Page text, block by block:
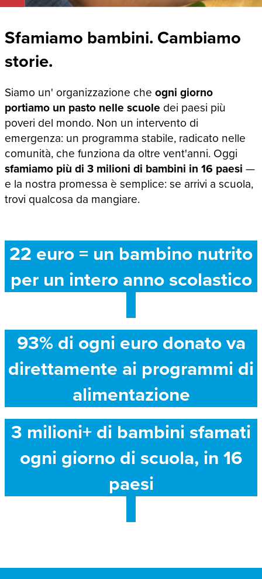
Sfamiamo bambini. Cambiamo
storie.
Siamo un' organizzazione che ogni giorno
portiamo un pasto nelle scuole dei paesi più
poveri del mondo. Non un intervento di
emergenza: un programma stabile, radicato nelle
comunità, che funziona da oltre vent'anni. Oggi
sfamiamo più di 3 milioni di bambini in 16 paesi —
e la nostra promessa è semplice: se arrivi a scuola,
trovi qualcosa da mangiare.
22 euro = un bambino nutrito
per un intero anno scolastico
93% di ogni euro donato va
direttamente ai programmi di
alimentazione
3 milioni+ di bambini sfamati
ogni giorno di scuola, in 16
paesi